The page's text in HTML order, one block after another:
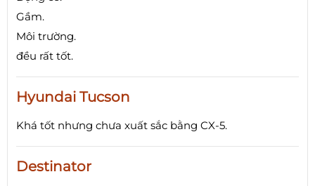
Gầm.
Môi trường.
đều rất tốt.
Hyundai Tucson
Khá tốt nhưng chưa xuất sắc bằng CX-5.
Destinator